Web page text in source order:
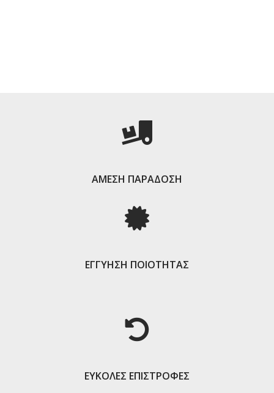
ΑΜΕΣΗ ΠΑΡΑΔΟΣΗ
ΕΓΓΥΗΣΗ ΠΟΙΟΤΗΤΑΣ
ΕΥΚΟΛΕΣ ΕΠΙΣΤΡΟΦΕΣ